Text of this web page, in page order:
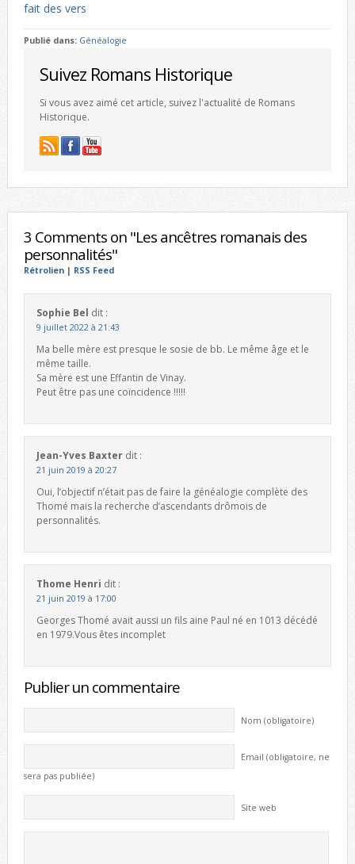
fait des vers
Publié dans: Généalogie
Suivez Romans Historique
Si vous avez aimé cet article, suivez l'actualité de Romans
Historique.
3 Comments on "Les ancêtres romanais des
personnalités"
Rétrolien| RSS Feed
Sophie Bel dit :
9 juillet 2022 à 21:43
Ma belle mère est presque le sosie de bb. Le même âge et le
même taille.
Sa mère est une Effantin de Vinay.
Peut être pas une coïncidence !!!!!
Jean-Yves Baxter dit :
21 juin 2019 à 20:27
Oui, l’objectif n’était pas de faire la généalogie complète des
Thomé mais la recherche d’ascendants drômois de
personnalités.
Thome Henri dit :
21 juin 2019 à 17:00
Georges Thomé avait aussi un fils aine Paul né en 1013 décédé
en 1979.Vous êtes incomplet
Publier un commentaire
Nom (obligatoire)
Email (obligatoire, ne
sera pas publiée)
Site web